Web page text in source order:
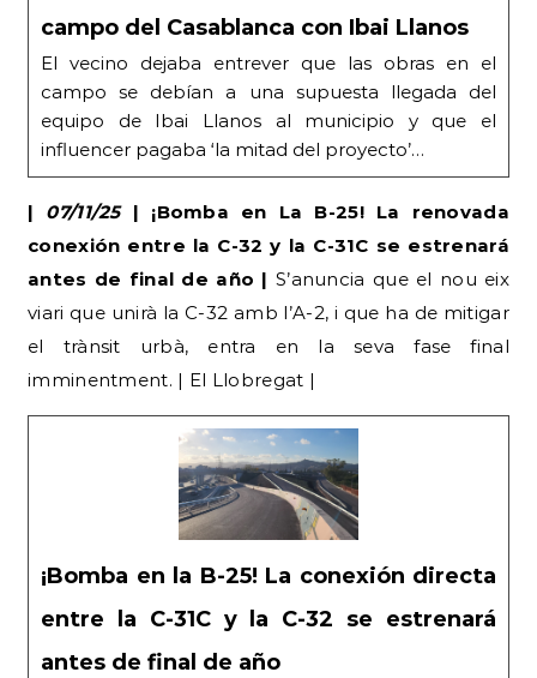
campo del Casablanca con Ibai Llanos
El vecino dejaba entrever que las obras en el
campo se debían a una supuesta llegada del
equipo de Ibai Llanos al municipio y que el
influencer pagaba ‘la mitad del proyecto’…
| 07/11/25| ¡Bomba en La B-25! La renovada
conexión entre la C-32 y la C-31C se estrenará
antes de final de año | S’anuncia que el nou eix
viari que unirà la C-32 amb l’A-2, i que ha de mitigar
el trànsit urbà, entra en la seva fase final
imminentment. | El Llobregat |
¡Bomba en la B-25! La conexión directa
entre la C-31C y la C-32 se estrenará
antes de final de año